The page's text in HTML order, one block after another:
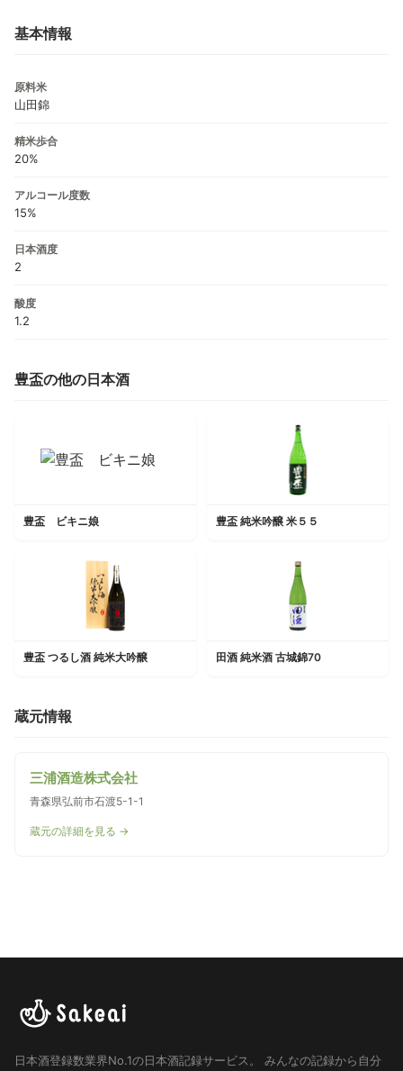
基本情報
原料米
山田錦
精米歩合
20%
アルコール度数
15%
日本酒度
2
酸度
1.2
豊盃の他の日本酒
豊盃 ビキニ娘 豊盃 純米吟醸 米５５
豊盃 つるし酒 純米大吟醸 田酒 純米酒 古城錦70
蔵元情報
三浦酒造株式会社
青森県弘前市石渡5-1-1
蔵元の詳細を見る →
日本酒登録数業界No.1の日本酒記録サービス。
みんなの記録から自分